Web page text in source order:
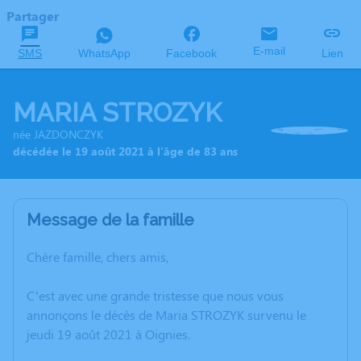
Partager
SMS WhatsApp Facebook E-mail Lien
MARIA STROZYK
née JAZDONCZYK
décédée le 19 août 2021 à l'âge de 83 ans
Message de la famille
Chère famille, chers amis,
C’est avec une grande tristesse que nous vous
annonçons le décès de Maria STROZYK survenu le
jeudi 19 août 2021 à Oignies.